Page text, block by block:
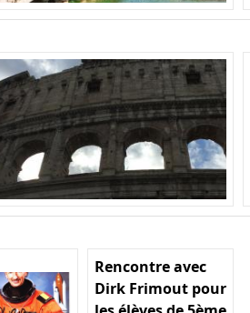
Rencontre avec
Dirk Frimout pour